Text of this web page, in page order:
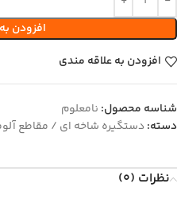
افزودن
افزودن به علاقه مندی
شناسه محصول: نامعلوم
دسته:دستگیره شاخه ای / مقاطع
نظرات (0)